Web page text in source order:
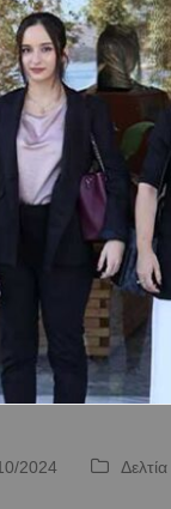
2024